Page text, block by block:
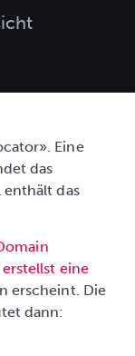
Eine
das
enthält das
erstellst eine
erscheint. Die
dann: